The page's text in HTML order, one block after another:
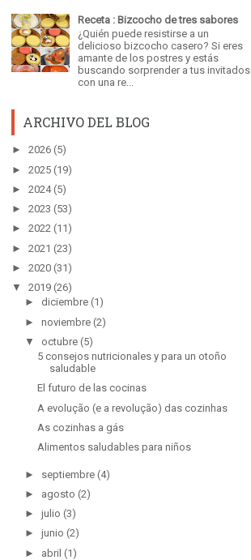
Receta : Bizcocho de tres sabores
¿Quién puede resistirse a un
delicioso bizcocho casero? Si eres
amante de los postres y estás
buscando sorprender a tus invitados
con una re...
ARCHIVO DEL BLOG
► 2026 (5)
► 2025 (19)
► 2024(5)
► 2023 (53)
► 2022 (11)
► 2021 (23)
► 2020 (31)
▼ 2019 (26)
► diciembre (1)
► noviembre (2)
▼ octubre (5)
5 consejos nutricionales y para un otoño
saludable
El futuro de las cocinas
A evolução (e a revolução) das cozinhas
As cozinhas a gás
Alimentos saludables para niños
► septiembre (4)
► agosto (2)
► julio (3)
► junio (2)
► abril (1)